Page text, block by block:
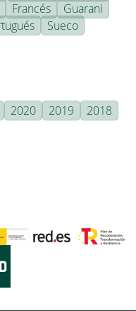
Francés
Guarani
Sueco
2020 2019
2018